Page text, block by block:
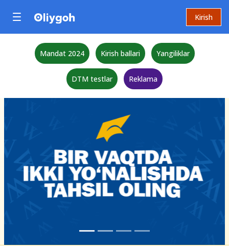
Kirish
Mandat 2024 Kirish ballari Yangiliklar
DTM testlar Reklama